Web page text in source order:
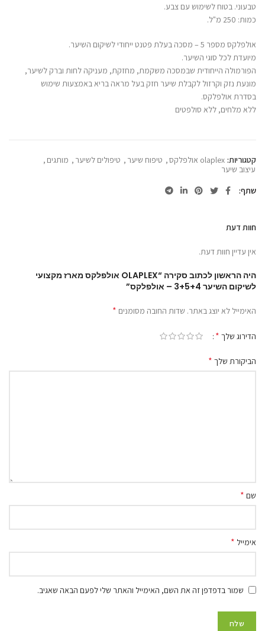
טבעוני. בטוח לשימוש עם צבע.
כמות: 250 מ"ל.
אולפלקס מספר 5 – מסכה בעלת פטנט ייחודי לשיקום השיער.
מיועדת לכל סוגי השיער.
הפורמולה הייחודית שבמסכה משקמת, מחזקת, מעניקה לחות וברק לשיער,
מונעת נזק וקרזול לקבלת שיער חזק בעל מראה בריא באמצעות שימוש
בסדרת אולפלקס.
ללא מלחים, ללא סולפטים
קטגוריות: olaplex אולפלקס , טיפוח שיער , טיפולים לשיער , מותגים ,
עיצוב שיער
שתף
חוות דעת
אין עדיין חוות דעת.
היה הראשון לכתוב סקירה “OLAPLEX אולפלקס מארז מקצועי
לשיקום השיער 3+5+4 – אולפלקס”
האימייל לא יוצג באתר. שדות החובה מסומנים *
הדירוג שלך *
הביקורת שלך *
שם *
אימייל *
שמור בדפדפן זה את השם, האימייל והאתר שלי לפעם הבאה שאגיב.